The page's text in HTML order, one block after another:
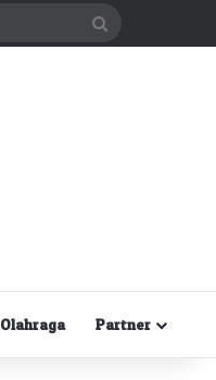
Olahraga Partner